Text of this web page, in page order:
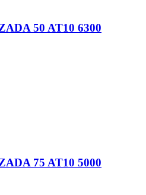
50 AT10 6300
75 AT10 5000